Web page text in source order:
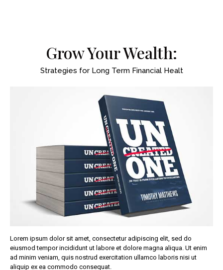
Grow Your Wealth:
Strategies for Long Term Financial Healt
Lorem ipsum dolor sit amet, consectetur adipiscing elit, sed do
eiusmod tempor incididunt ut labore et dolore magna aliqua. Ut enim
ad minim veniam, quis nostrud exercitation ullamco laboris nisi ut
aliquip ex ea commodo consequat.